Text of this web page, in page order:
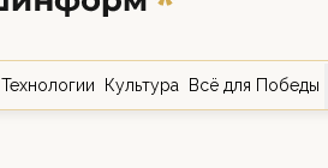
Технологии Культура Всё для Победы